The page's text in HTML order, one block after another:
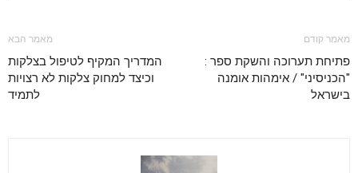
מאמר קודם
פתיחת תערוכה והשקת ספר :
"הכניסיני" / אימהות אומנה
בישראל
מאמר הבא
המדריך המקיף לטיפול בצלקות
וכיצד למחוק צלקות לא רצויות
לתמיד